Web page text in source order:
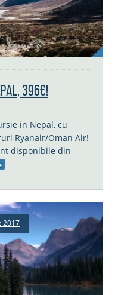
396€!
in Nepal, cu
Ryanair/Oman Air!
disponibile din
2017